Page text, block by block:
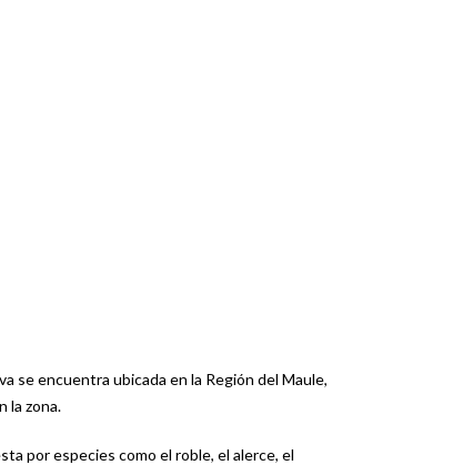
se encuentra ubicada en la Región del Maule,
la zona.
por especies como el roble, el alerce, el